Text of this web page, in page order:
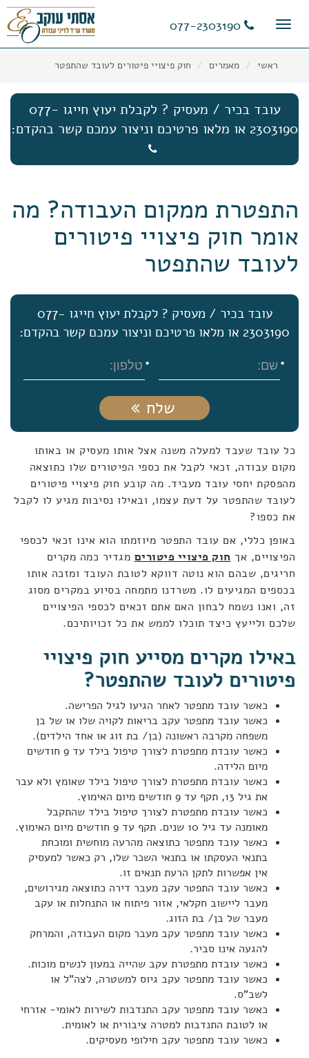
Toggle
ראשי מאמרים חוק פיצויי פיטורים לעובד שהתפטר
עובד בכיר / מעסיק ? לקבלת יעוץ חייגו 077-
2303190 או מלאו פרטיכם וניצור עמכם קשר בהקדם:
התפטרת ממקום העבודה? מה
אומר חוק פיצויי פיטורים
לעובד שהתפטר
עובד בכיר / מעסיק ? לקבלת יעוץ חייגו 077-
2303190 או מלאו פרטיכם וניצור עמכם קשר בהקדם:
שלח
כל עובד שעבד למעלה משנה אצל אותו מעסיק או באותו
מקום עבודה, זכאי לקבל את כספי הפיטורים שלו כתוצאה
מהפסקת יחסי עובד מעביד. מה קובע חוק פיצויי פיטורים
לעובד שהתפטר על דעת עצמו, ובאילו נסיבות מגיע לו לקבל
את כספו?
באופן כללי, אם עובד התפטר מיוזמתו הוא אינו זכאי לכספי
הפיצויים, אך חוק פיצויי פיטורים מגדיר כמה מקרים
חריגים, שבהם הוא נוטה דווקא לטובת העובד ומזכה אותו
בכספים המגיעים לו. משרדנו מתמחה בסיוע במקרים מסוג
זה, ואנו נשמח לבחון האם אתם זכאים לכספי הפיצויים
שלכם ולייעץ כיצד תוכלו לממש את כל זכויותיכם.
באילו מקרים מסייע חוק פיצויי
פיטורים לעובד שהתפטר?
כאשר עובד מתפטר לאחר הגיעו לגיל הפרישה.
כאשר עובד מתפטר עקב בריאות לקויה שלו או של בן
משפחה מקרבה ראשונה (בן/ בת זוג או אחד הילדים).
כאשר עובדת מתפטרת לצורך טיפול בילד עד 9 חודשים
מיום הלידה.
כאשר עובדת מתפטרת לצורך טיפול בילד שאומץ ולא עבר
את גיל 13, תקף עד 9 חודשים מיום האימוץ.
כאשר עובדת מתפטרת לצורך טיפול בילד שהתקבל
מאומנה עד גיל 10 שנים. תקף עד 9 חודשים מיום האימוץ.
כאשר עובד מתפטר כתוצאה מהרעה מוחשית ומוכחת
בתנאי העסקתו או בתנאי השכר שלו, רק כאשר למעסיק
אין אפשרות לתקן הרעת תנאים זו.
כאשר עובד התפטר עקב מעבר דירה כתוצאה מגירושים,
מעבר ליישוב חקלאי, אזור פיתוח או התנחלות או עקב
מעבר של בן/ בת הזוג.
כאשר עובד מתפטר עקב מעבר מקום העבודה, והמרחק
להגעה אינו סביר.
כאשר עובדת מתפטרת עקב שהייה במעון לנשים מוכות.
כאשר עובד מתפטר עקב גיוס למשטרה, לצה"ל או
לשב"ס.
כאשר עובד מתפטר עקב התנדבות לשירות לאומי- אזרחי
או לטובת התנדבות למטרה ציבורית או לאומית.
כאשר עובד מתפטר עקב חילופי מעסיקים.